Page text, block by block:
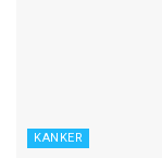
KANKER